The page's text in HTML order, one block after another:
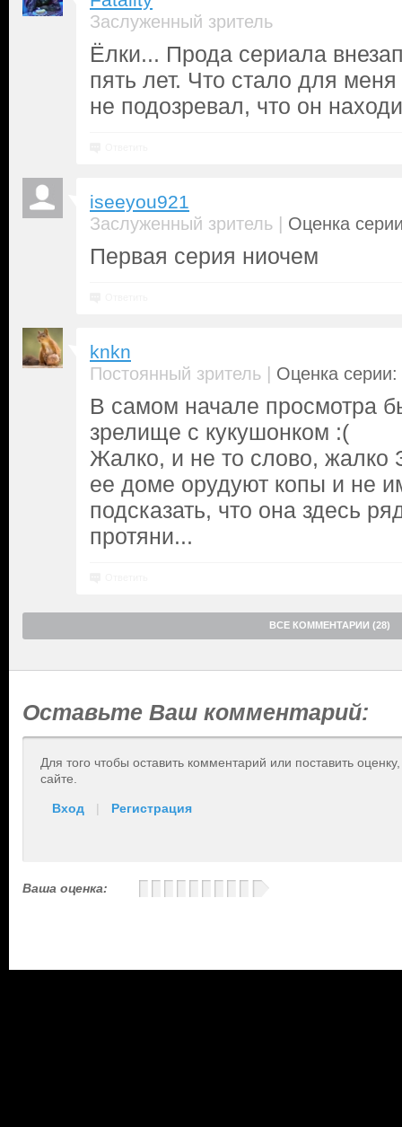
Заслуженный зритель
Ёлки... Прода сериала
пять лет. Что стало для
не подозревал, что он
iseeyou921
Заслуженный зритель | Оценка
Первая серия ниочем
knkn
Постоянный зритель | Оценка серии:
В самом начале просмотра
зрелище с кукушонком :(
Жалко, и не то слово, жалко
ее доме орудуют копы и не
подсказать, что она здесь
протяни...
ВСЕ КОММЕНТАРИИ (28)
Оставьте Ваш комментарий:
Для того чтобы оставить комментарий или поставить
сайте.
Вход | Регистрация
Ваша оценка: